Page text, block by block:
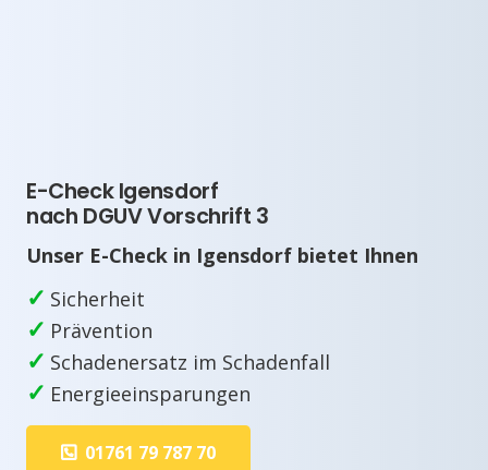
E-Check Igensdorf
nach DGUV Vorschrift 3
Unser E-Check in Igensdorf bietet Ihnen
✓ Sicherheit
✓ Prävention
✓ Schadenersatz im Schadenfall
✓ Energieeinsparungen
01761 79 787 70